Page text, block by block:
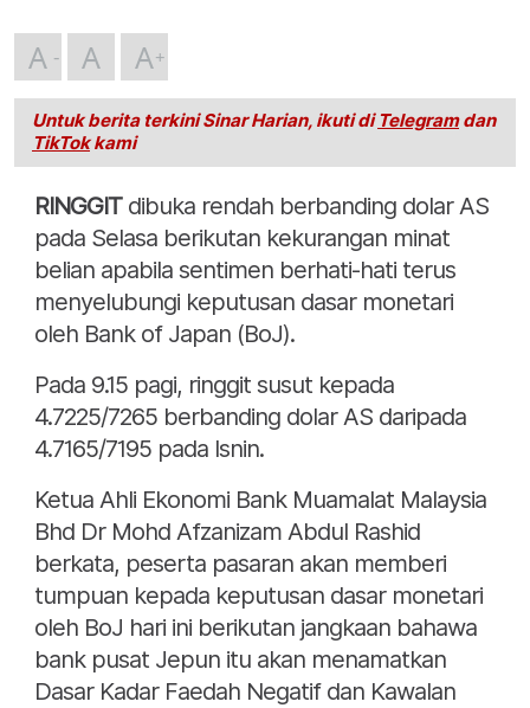
A A A
Untuk berita terkini Sinar Harian, ikuti di Telegramdan
TikTokkami
RINGGITdibuka rendah berbanding dolar AS
pada Selasa berikutan kekurangan minat
belian apabila sentimen berhati-hati terus
menyelubungi keputusan dasar monetari
oleh Bank of Japan (BoJ).
Pada 9.15 pagi, ringgit susut kepada
4.7225/7265 berbanding dolar AS daripada
4.7165/7195 pada Isnin.
Ketua Ahli Ekonomi Bank Muamalat Malaysia
Bhd Dr Mohd Afzanizam Abdul Rashid
berkata, peserta pasaran akan memberi
tumpuan kepada keputusan dasar monetari
oleh BoJ hari ini berikutan jangkaan bahawa
bank pusat Jepun itu akan menamatkan
Dasar Kadar Faedah Negatif dan Kawalan